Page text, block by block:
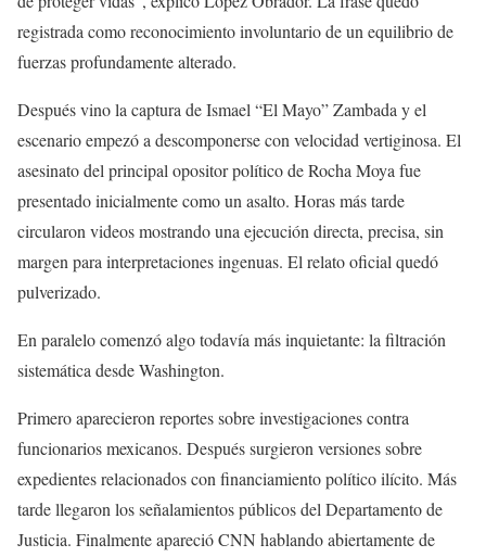
registrada como reconocimiento involuntario de un equilibrio de
fuerzas profundamente alterado.
Después vino la captura de Ismael “El Mayo” Zambada y el
escenario empezó a descomponerse con velocidad vertiginosa. El
asesinato del principal opositor político de Rocha Moya fue
presentado inicialmente como un asalto. Horas más tarde
circularon videos mostrando una ejecución directa, precisa, sin
margen para interpretaciones ingenuas. El relato oficial quedó
pulverizado.
En paralelo comenzó algo todavía más inquietante: la filtración
sistemática desde Washington.
Primero aparecieron reportes sobre investigaciones contra
funcionarios mexicanos. Después surgieron versiones sobre
expedientes relacionados con financiamiento político ilícito. Más
tarde llegaron los señalamientos públicos del Departamento de
Justicia. Finalmente apareció CNN hablando abiertamente de